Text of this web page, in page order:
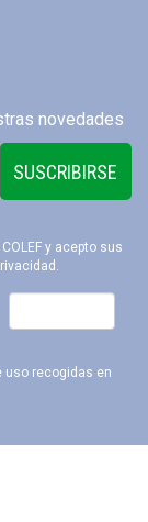
novedades
SUSCRIBIRSE
y acepto sus
.
uso recogidas en